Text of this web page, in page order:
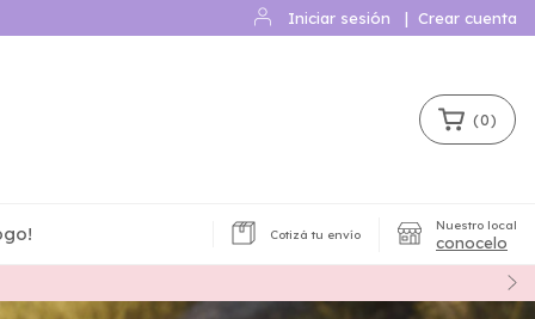
Iniciar sesión | Crear cuenta
(0)
Cotizá tu envío
Nuestro local
conocelo